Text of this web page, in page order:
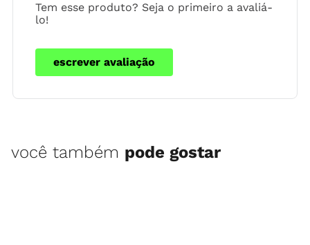
Tem esse produto? Seja o primeiro a avaliá-
lo!
escrever avaliação
você também pode gostar